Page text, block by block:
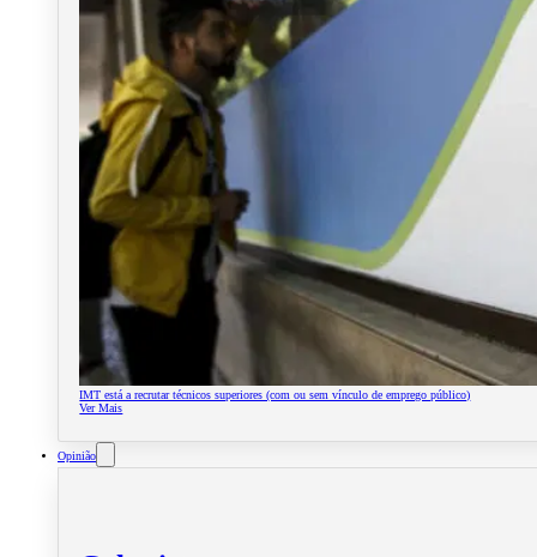
IMT está a recrutar técnicos superiores (com ou sem vínculo de emprego público)
Ver Mais
Opinião